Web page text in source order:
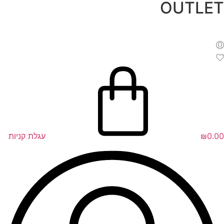
דלג
OUTLET
₪0.00 עגלת קניות